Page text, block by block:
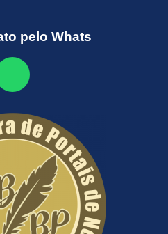
pelo Whats